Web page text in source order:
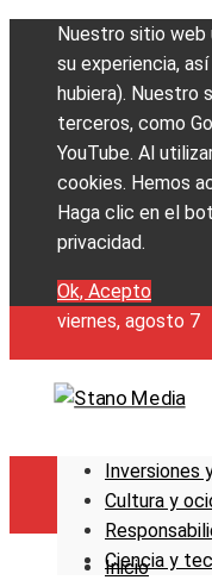
Nuestro sitio web
su experiencia,
hubiera). Nuestro
terceros, como
YouTube. Al
cookies. Hemos
Haga clic en el
privacidad.
Ok, Acepto
viernes, agosto 7
Inversiones
Cultura y
Ciencia y
Inicio